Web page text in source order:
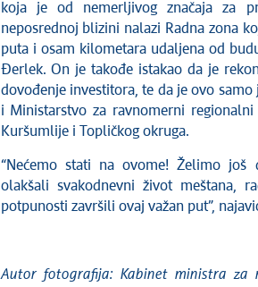
koja je od nemerljivog značaja za
neposrednoj blizini nalazi Radna zona
puta i osam kilometara udaljena od
Đerlek. On je takođe istakao da je
dovođenje investitora, te da je ovo
i Ministarstvo za ravnomerni
Kuršumlije i Topličkog okruga.
“Nećemo stati na ovome! Želimo
olakšali svakodnevni život meštana,
potpunosti završili ovaj važan put”,
Autor fotografija: Kabinet ministra za